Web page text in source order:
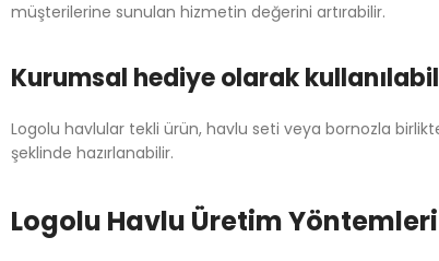
müşterilerine sunulan hizmetin değerini artırabilir.
Kurumsal hediye olarak
Logolu havlular tekli ürün, havlu seti veya bornozla
şeklinde hazırlanabilir.
Logolu Havlu Üretim Yöntemleri